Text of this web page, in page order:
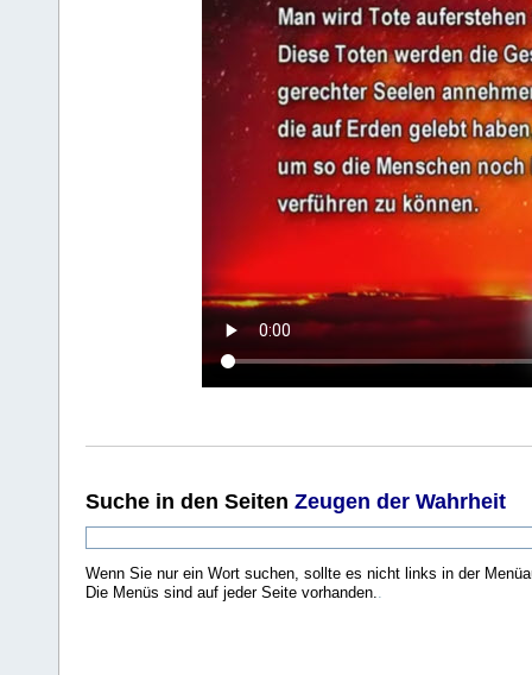
Suche in den Seiten Zeugen der Wahrheit
Wenn Sie nur ein Wort suchen, sollte es nicht links in der
Die Menüs sind auf jeder Seite vorhanden.